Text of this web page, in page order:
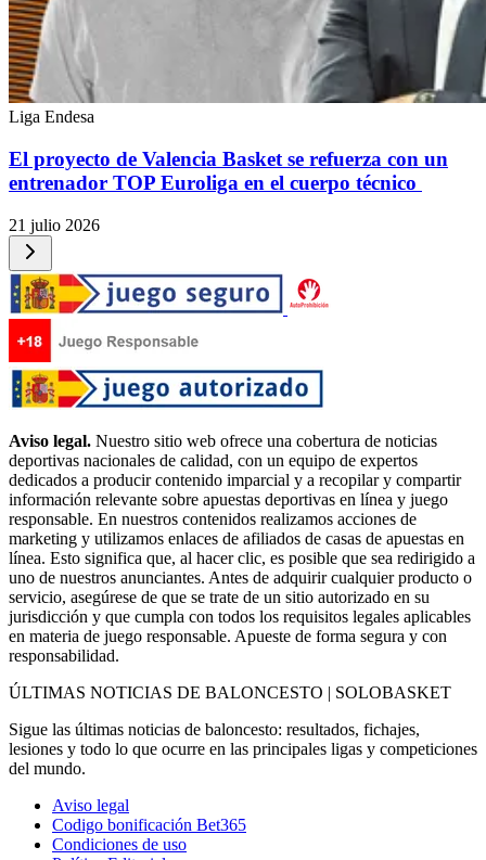
Liga Endesa
El proyecto de Valencia Basket se refuerza con un
entrenador TOP Euroliga en el cuerpo técnico
21 julio 2026
Aviso legal. Nuestro sitio web ofrece una cobertura de noticias
deportivas nacionales de calidad, con un equipo de expertos
dedicados a producir contenido imparcial y a recopilar y compartir
información relevante sobre apuestas deportivas en línea y juego
responsable. En nuestros contenidos realizamos acciones de
marketing y utilizamos enlaces de afiliados de casas de apuestas en
línea. Esto significa que, al hacer clic, es posible que sea redirigido a
uno de nuestros anunciantes. Antes de adquirir cualquier producto o
servicio, asegúrese de que se trate de un sitio autorizado en su
jurisdicción y que cumpla con todos los requisitos legales aplicables
en materia de juego responsable. Apueste de forma segura y con
responsabilidad.
ÚLTIMAS NOTICIAS DE BALONCESTO | SOLOBASKET
Sigue las últimas noticias de baloncesto: resultados, fichajes,
lesiones y todo lo que ocurre en las principales ligas y competiciones
del mundo.
Aviso legal
Codigo bonificación Bet365
Condiciones de uso